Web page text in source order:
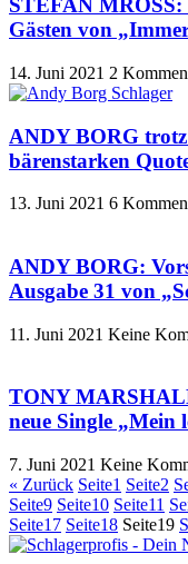
STEFAN MROSS:
Gästen von
14. Juni 2021 2
ANDY BORG
bärenstarken
13. Juni 2021 6
ANDY BORG:
Ausgabe 31 von
11. Juni 2021 Keine
TONY
neue Single „Mein
7. Juni 2021 Keine
« Zurück Seite1 Seite2
Seite9 Seite10 Seite11
Seite17 Seite18 Seite19